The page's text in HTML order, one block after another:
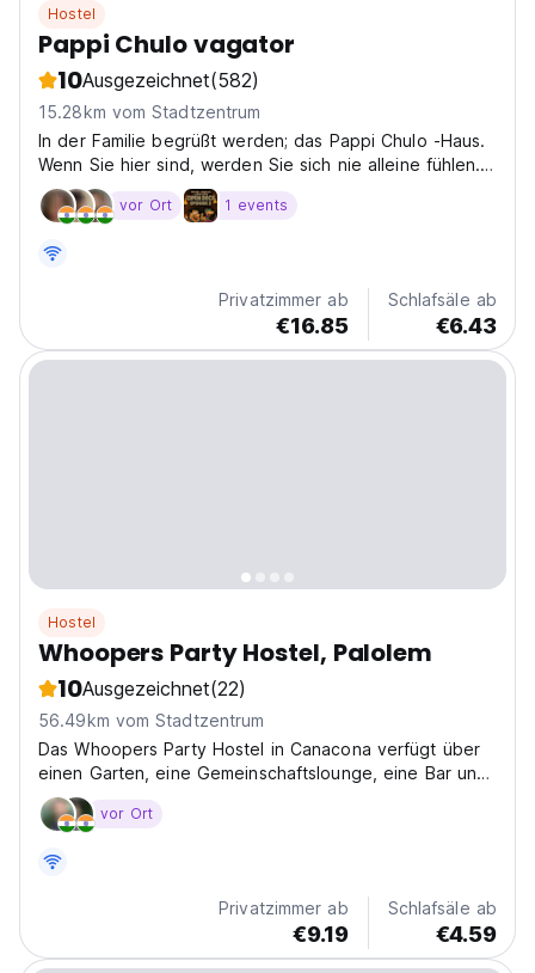
Hostel
Pappi Chulo vagator
10Ausgezeichnet(582)
15.28km vom Stadtzentrum
In der Familie begrüßt werden; das Pappi Chulo -Haus.
Wenn Sie hier sind, werden Sie sich nie alleine fühlen.
Vollständige Charaktere, sowohl bizzar und freundlich -
seien Sie alles, was Sie wollen, Familie macht nichts
vor Ort 1 events
Privatzimmer ab
€16.85
Schlafsäle ab
€6.43
Hostel
Whoopers Party Hostel, Palolem
10Ausgezeichnet(22)
56.49km vom Stadtzentrum
Das Whoopers Party Hostel in Canacona verfügt über
einen Garten, eine Gemeinschaftslounge, eine Bar und
kostenfreies WLAN im gesamten Gebäude.
vor Ort
Privatzimmer ab
€9.19
Schlafsäle ab
€4.59